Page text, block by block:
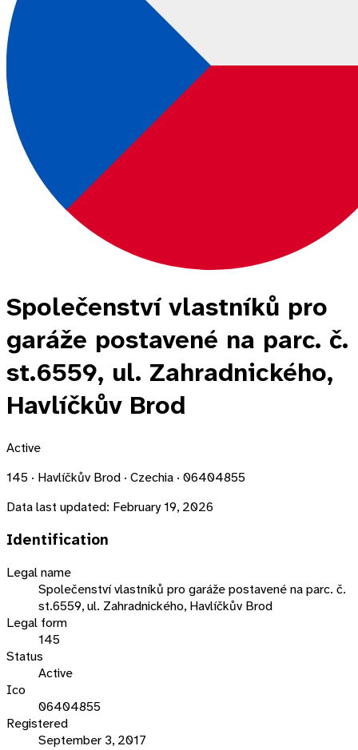
Společenství vlastníků pro
garáže postavené na parc. č.
st.6559, ul. Zahradnického,
Havlíčkův Brod
Active
145 · Havlíčkův Brod · Czechia · 06404855
Data last updated: February 19, 2026
Identification
Legal name
Společenství vlastníků pro garáže postavené na parc. č.
st.6559, ul. Zahradnického, Havlíčkův Brod
Legal form
145
Status
Active
Ico
06404855
Registered
September 3, 2017